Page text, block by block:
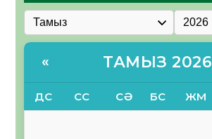
« ТАМЫЗ 2026
ДС СС СӘ БС ЖМ